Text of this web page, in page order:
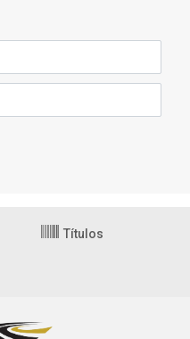
Títulos